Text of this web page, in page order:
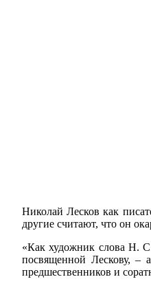
Николай Лесков как
другие считают, что он
«Как художник слова Н.
посвященной Лескову, –
предшественников и